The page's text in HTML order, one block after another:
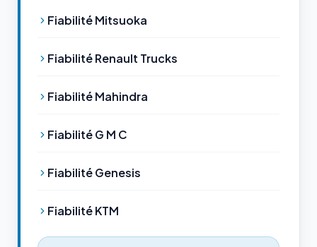
Fiabilité Mitsuoka
Fiabilité Renault Trucks
Fiabilité Mahindra
Fiabilité G M C
Fiabilité Genesis
Fiabilité KTM